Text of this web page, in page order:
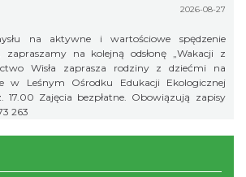
2026-08-27
na aktywne i wartościowe spędzenie
zapraszamy na kolejną odsłonę „Wakacji z
w Leśnym Ośrodku Edukacji Ekologicznej
zapisy
263